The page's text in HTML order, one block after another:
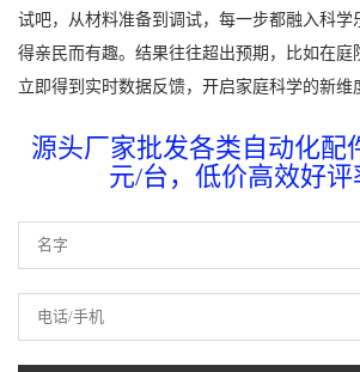
试吧，从材料准备到调试，每一步都融入科学
得亲民而有趣。结果往往超出预期，比如在庭
立即得到实时数据反馈，开启家庭科学的新维
源头厂家批发各类自动化配
元/台，低价高效好评